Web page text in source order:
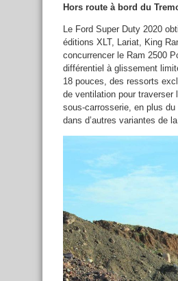
Hors route à bord du
Le Ford Super Duty 2020
éditions XLT, Lariat, King
concurrencer le Ram 2500
différentiel à glissement
18 pouces, des ressorts
de ventilation pour traverser
sous-carrosserie, en plus
dans d’autres variantes de